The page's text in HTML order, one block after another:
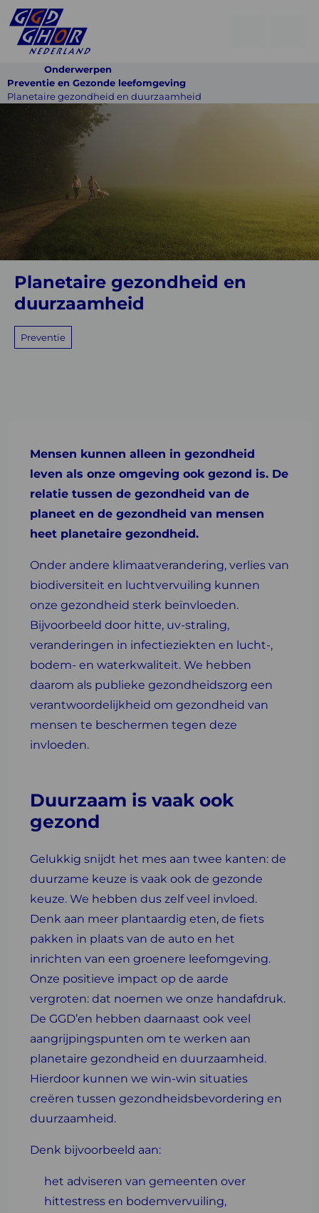
Onderwerpen
Preventie en Gezonde leefomgeving
Planetaire gezondheid en duurzaamheid
Planetaire
gezondheid
duurzaamheid
Planetaire gezondheid en
duurzaamheid
Preventie
Mensen kunnen alleen in gezondheid
leven als onze omgeving ook gezond is. De
relatie tussen de gezondheid van de
planeet en de gezondheid van mensen
heet planetaire gezondheid.
Onder andere klimaatverandering, verlies van
biodiversiteit en luchtvervuiling kunnen
onze gezondheid sterk beïnvloeden.
Bijvoorbeeld door hitte, uv-straling,
veranderingen in infectieziekten en lucht-,
bodem- en waterkwaliteit. We hebben
daarom als publieke gezondheidszorg een
verantwoordelijkheid om gezondheid van
mensen te beschermen tegen deze
invloeden.
Duurzaam is vaak ook
gezond
Gelukkig snijdt het mes aan twee kanten: de
duurzame keuze is vaak ook de gezonde
keuze. We hebben dus zelf veel invloed.
Denk aan meer plantaardig eten, de fiets
pakken in plaats van de auto en het
inrichten van een groenere leefomgeving.
Onze positieve impact op de aarde
vergroten: dat noemen we onze handafdruk.
De GGD’en hebben daarnaast ook veel
aangrijpingspunten om te werken aan
planetaire gezondheid en duurzaamheid.
Hierdoor kunnen we win-win situaties
creëren tussen gezondheidsbevordering en
duurzaamheid.
Denk bijvoorbeeld aan:
het adviseren van gemeenten over
hittestress en bodemvervuiling,